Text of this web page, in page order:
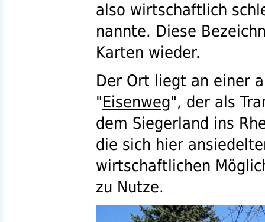
also wirtschaftlich
nannte. Diese
Karten wieder.
Der Ort liegt an einer
"Eisenweg", der als
dem Siegerland ins
die sich hier
wirtschaftlichen
zu Nutze.